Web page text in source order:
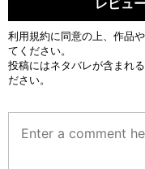
利用規約に同意の上、作品
てください。
投稿にはネタバレが含まれ
ださい。